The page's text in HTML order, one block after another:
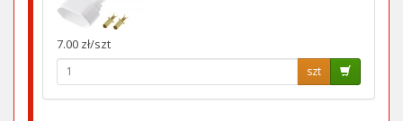
7.00 zł/szt
szt